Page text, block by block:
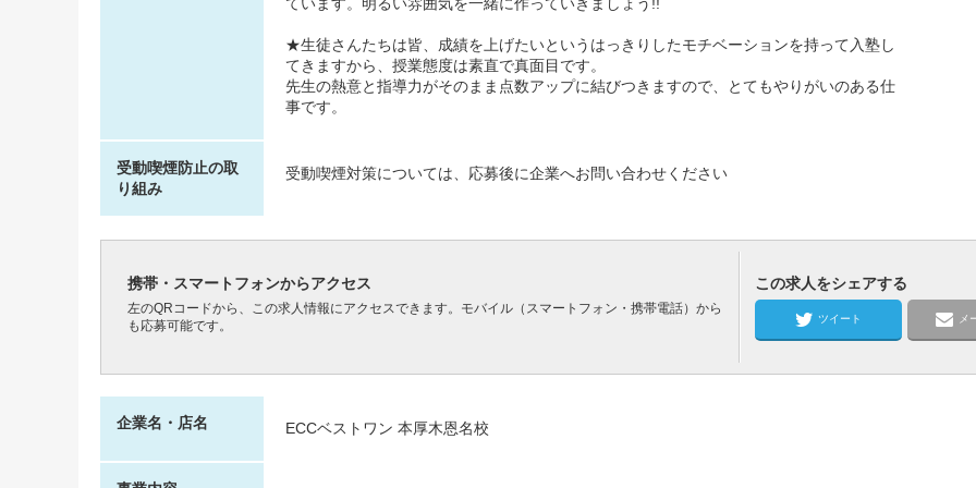
★生徒さんたちは皆、成績を上げたいというはっきりしたモチベーションを持って入塾し
てきますから、授業態度は素直で真面目です。
先生の熱意と指導力がそのまま点数アップに結びつきますので、とてもやりがいのある仕
事です。
受動喫煙防止の取
り組み
受動喫煙対策については、応募後に企業へお問い合わせください
携帯・スマートフォンからアクセス
左のQRコードから、この求人情報にアクセスできます。モバイル（スマートフォン・携帯電話）から
も応募可能です。
この求人をシェアする
ツイート メ
企業名・店名 ECCベストワン 本厚木恩名校